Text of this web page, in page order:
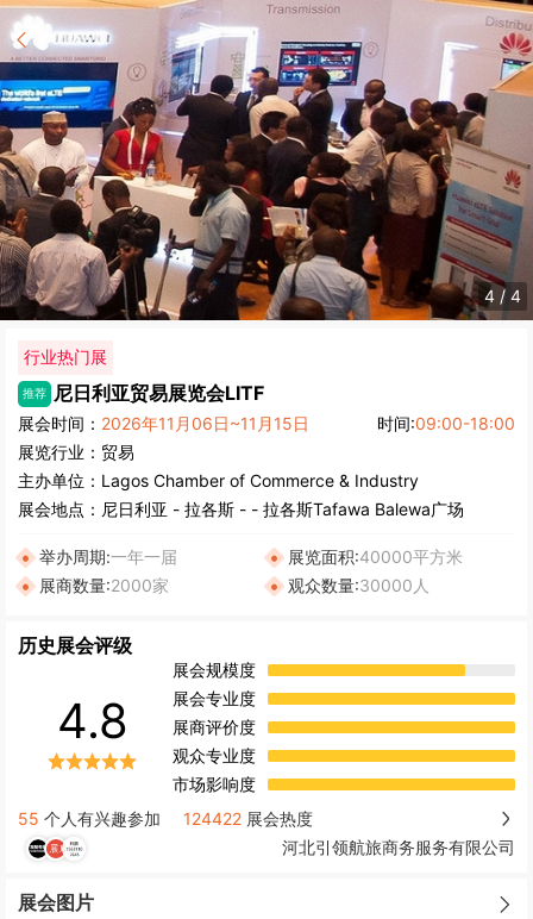
1 / 4
行业热门展
推荐 尼日利亚贸易展览会LITF
展会时间： 2026年11月06日~11月15日 时间:09:00-18:00
展览行业： 贸易
主办单位： Lagos Chamber of Commerce & Industry
展会地点： 尼日利亚 - 拉各斯 - - 拉各斯Tafawa Balewa广场
举办周期:一年一届 展览面积:40000平方米
展商数量:2000家 观众数量:30000人
历史展会评级
4.8
展会规模度
展会专业度
展商评价度
观众专业度
市场影响度
55 个人有兴趣参加 124422 展会热度
河北引领航旅商务服务有限公司
展会图片